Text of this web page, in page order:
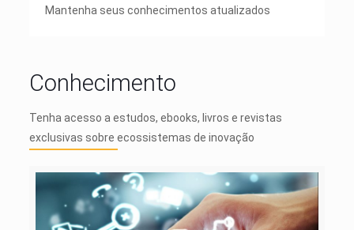
Mantenha seus conhecimentos atualizados
Conhecimento
Tenha acesso a estudos, ebooks, livros e revistas
exclusivas sobre ecossistemas de inovação